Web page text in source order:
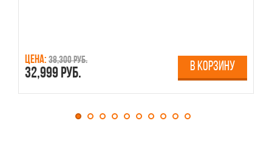
Цена: 38,300 руб.
32,999 руб. В КОРЗИНУ